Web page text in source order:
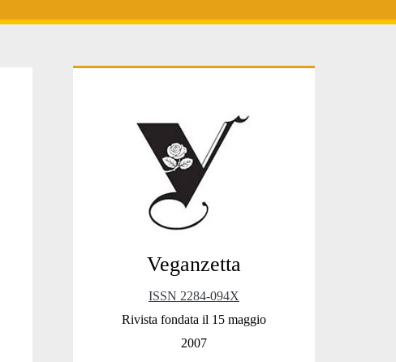
Sidebar
Veganzetta
ISSN 2284-094X
Rivista fondata il 15 maggio
2007